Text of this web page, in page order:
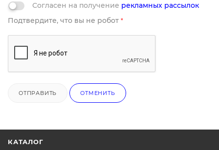
Согласен на получение рекламных рассылок
Подтвердите, что вы не робот *
ОТПРАВИТЬ ОТМЕНИТЬ
КАТАЛОГ